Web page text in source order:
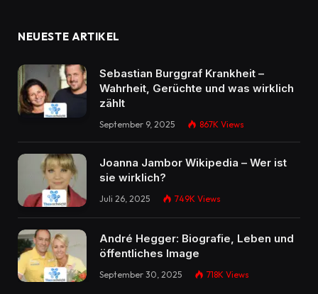
NEUESTE ARTIKEL
Sebastian Burggraf Krankheit –
Wahrheit, Gerüchte und was wirklich
zählt
September 9, 2025 867K Views
Joanna Jambor Wikipedia – Wer ist
sie wirklich?
Juli 26, 2025 749K Views
André Hegger: Biografie, Leben und
öffentliches Image
September 30, 2025 718K Views